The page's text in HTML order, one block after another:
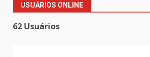
USUÁRIOS ONLINE
62 Usuários